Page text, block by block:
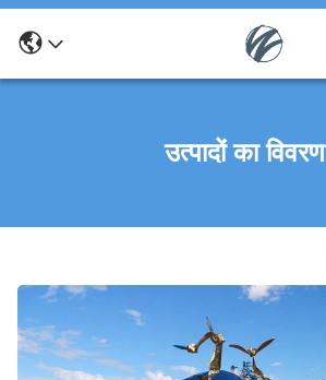
उत्पादों का विवरण